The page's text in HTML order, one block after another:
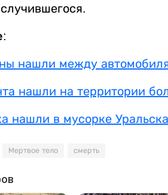
нашли между
нашли на территории
нашли в мусорке
Мертвое тело смерть